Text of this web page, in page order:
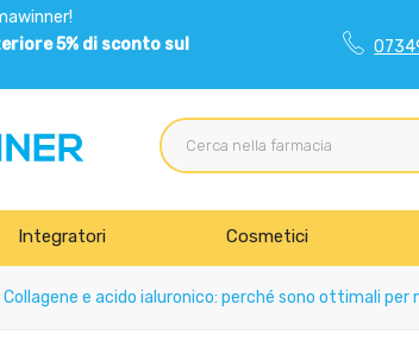
5% di sconto sul
Integratori Cosmetici
Collagene e acido ialuronico: perché sono ottimali per